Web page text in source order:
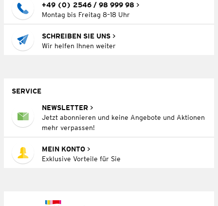
+49 (0) 2546 / 98 999 98
Montag bis Freitag 8–18 Uhr
SCHREIBEN SIE UNS
Wir helfen Ihnen weiter
SERVICE
NEWSLETTER
Jetzt abonnieren und keine Angebote und Aktionen
mehr verpassen!
MEIN KONTO
Exklusive Vorteile für Sie